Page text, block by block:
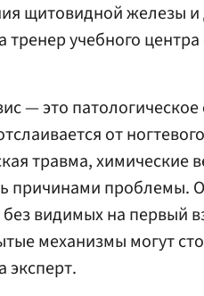
щитовидной железы и
тренер учебного
— это
от
травма, химические
причинами проблемы.
без видимых на первый
механизмы могут
эксперт.